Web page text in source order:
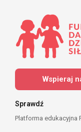
Wspieraj
Sprawdź
Platforma edukacyjna